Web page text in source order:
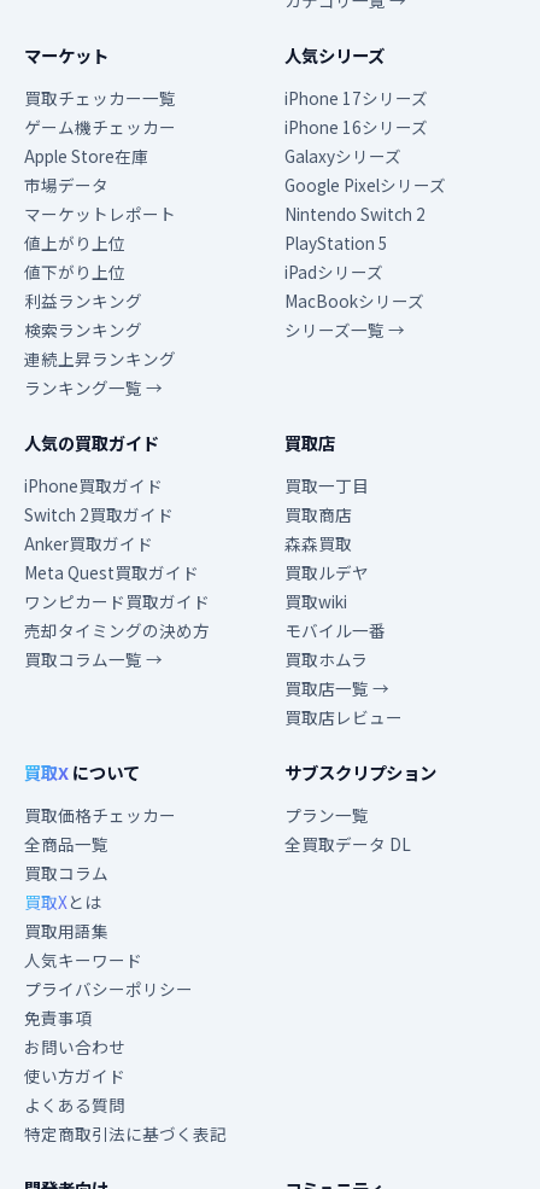
マーケット
買取チェッカー一覧
ゲーム機チェッカー
Apple Store在庫
市場データ
マーケットレポート
値上がり上位
値下がり上位
利益ランキング
検索ランキング
連続上昇ランキング
ランキング一覧 →
人気シリーズ
iPhone 17シリーズ
iPhone 16シリーズ
Galaxyシリーズ
Google Pixelシリーズ
Nintendo Switch 2
PlayStation 5
iPadシリーズ
MacBookシリーズ
シリーズ一覧 →
人気の買取ガイド
iPhone買取ガイド
Switch 2買取ガイド
Anker買取ガイド
Meta Quest買取ガイド
ワンピカード買取ガイド
売却タイミングの決め方
買取コラム一覧 →
買取店
買取一丁目
買取商店
森森買取
買取ルデヤ
買取wiki
モバイル一番
買取ホムラ
買取店一覧 →
買取店レビュー
買取Xについて
買取価格チェッカー
全商品一覧
買取コラム
買取Xとは
買取用語集
人気キーワード
プライバシーポリシー
免責事項
お問い合わせ
使い方ガイド
よくある質問
特定商取引法に基づく表記
サブスクリプション
プラン一覧
全買取データ DL